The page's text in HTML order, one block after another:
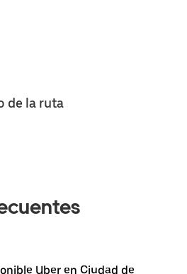
de la ruta
Uber en Ciudad de